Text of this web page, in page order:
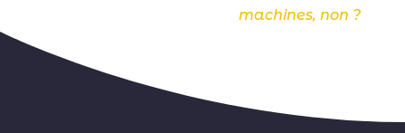
machines, non ?